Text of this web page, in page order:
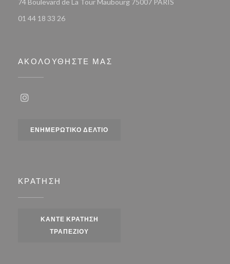
74 Boulevard de La Tour Maubourg 75007 PARIS
01 44 18 33 26
ΑΚΟΛΟΥΘΉΣΤΕ ΜΑΣ
ΕΝΗΜΕΡΩΤΙΚΌ ΔΕΛΤΊΟ
ΚΡΆΤΗΣΗ
ΚΆΝΤΕ ΚΡΆΤΗΣΗ
ΤΡΑΠΕΖΙΟΎ